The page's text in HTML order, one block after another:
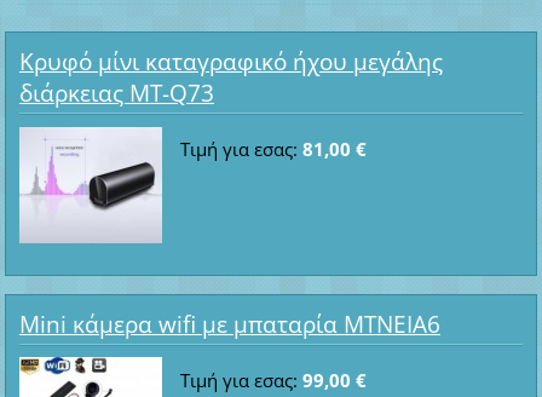
Κρυφό μίνι καταγραφικό ήχου μεγάλης
διάρκειας MT-Q73
Τιμή για εσας: 81,00 €
Mini κάμερα wifi με μπαταρία ΜΤΝΕΙΑ6
Τιμή για εσας: 99,00 €